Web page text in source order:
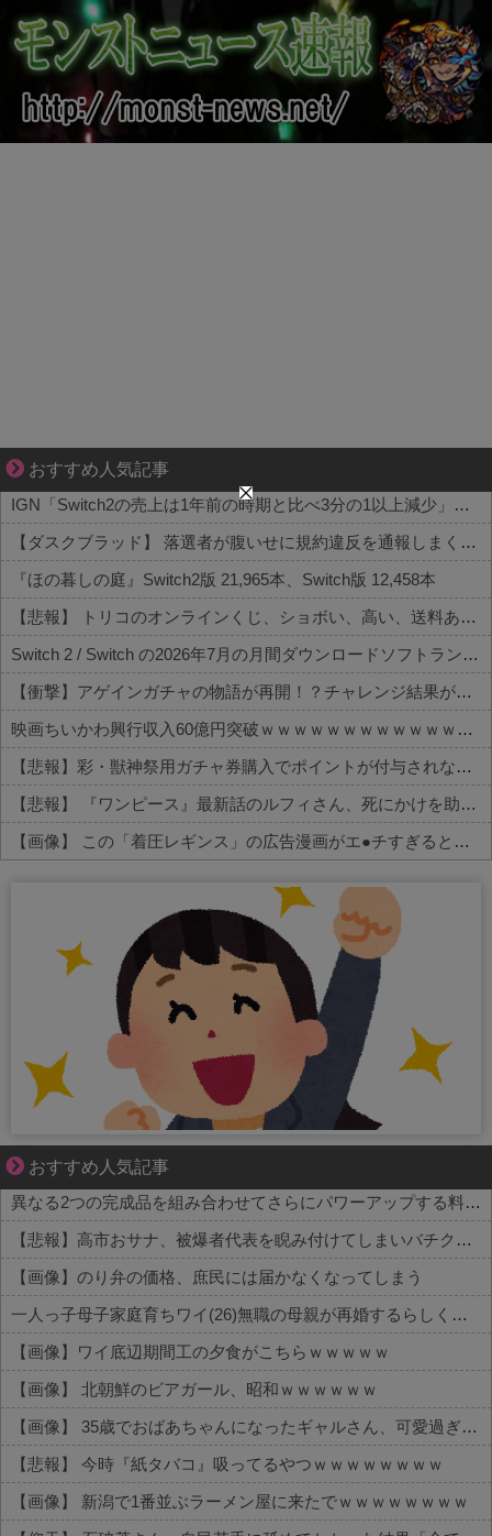
おすすめ人気記事
爽やか青年に忍び寄るストーカー疑惑
IGN「Switch2の売上は1年前の時期と比べ3分の1以上減少」→海外ファン流石にXでブチギレｗｗｗｗｗｗ
【ダスクブラッド】 落選者が腹いせに規約違反を通報しまくるという風潮
『ほの暮しの庭』Switch2版 21,965本、Switch版 12,458本
【悲報】 トリコのオンラインくじ、ショボい、高い、送料ありで誰も回さない
Switch 2 / Switch の2026年7月の月間ダウンロードソフトランキング
【衝撃】アゲインガチャの物語が再開！？チャレンジ結果がコチラ
映画ちいかわ興行収入60億円突破ｗｗｗｗｗｗｗｗｗｗｗｗｗｗｗｗｗ
【悲報】彩・獣神祭用ガチャ券購入でポイントが付与されない不具合が発生中！？
【悲報】 『ワンピース』最新話のルフィさん、死にかけを助けてもらったジジイに悪態を吐いてしまう…
【画像】 この「着圧レギンス」の広告漫画がエ●チすぎると話題に
おすすめ人気記事
結婚生活の「当たり前」が壊れる瞬間
異なる2つの完成品を組み合わせてさらにパワーアップする料理「カツカレー」以外にない
【悲報】高市おサナ、被爆者代表を睨み付けてしまいバチクソ炎上し始めるｗｗｗｗｗｗｗｗｗ
【画像】のり弁の価格、庶民には届かなくなってしまう
一人っ子母子家庭育ちワイ(26)無職の母親が再婚するらしくて驚愕
【画像】ワイ底辺期間工の夕食がこちらｗｗｗｗｗ
【画像】 北朝鮮のビアガール、昭和ｗｗｗｗｗｗ
【画像】 35歳でおばあちゃんになったギャルさん、可愛過ぎて嫉妬不可避w w w w w w w w w w w
【悲報】 今時『紙タバコ』吸ってるやつｗｗｗｗｗｗｗｗ
【画像】 新潟で1番並ぶラーメン屋に来たでｗｗｗｗｗｗｗｗ